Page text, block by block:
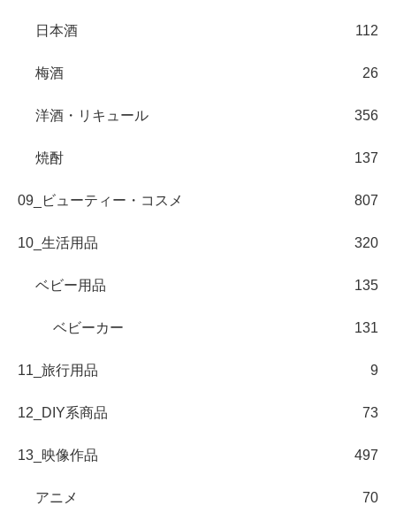
日本酒 112
梅酒 26
洋酒・リキュール 356
焼酎 137
09_ビューティー・コスメ 807
10_生活用品 320
ベビー用品 135
ベビーカー 131
11_旅行用品 9
12_DIY系商品 73
13_映像作品 497
アニメ 70